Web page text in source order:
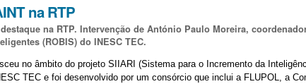
na RTP
destaque na RTP. Intervenção de António Paulo Moreira,
(ROBIS) do INESC TEC.
no âmbito do projeto SIIARI (Sistema para o Incremento da
TEC e foi desenvolvido por um consórcio que inclui a FLUPOL, a